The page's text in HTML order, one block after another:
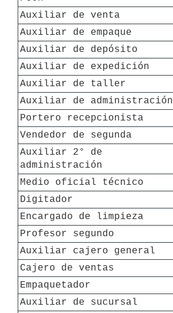
Auxiliar de venta
Auxiliar de empaque
Auxiliar de depósito
Auxiliar de expedición
Auxiliar de taller
Auxiliar de administración
Portero recepcionista
Vendedor de segunda
Auxiliar 2° de
administración
Medio oficial técnico
Digitador
Encargado de limpieza
Profesor segundo
Auxiliar cajero general
Cajero de ventas
Empaquetador
Auxiliar de sucursal